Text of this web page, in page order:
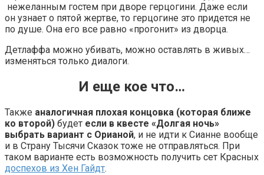
нежеланным гостем при дворе герцогини. Даже если
он узнает о пятой жертве, то герцогине это придется не
по душе. Она его все равно «прогонит» из дворца.
Детлаффа можно убивать, можно оставлять в живых…
изменяться только диалоги.
И еще кое что…
Также аналогичная плохая концовка (которая ближе
ко второй) будет если в квесте «Долгая ночь»
выбрать вариант с Орианой, и не идти к Сианне вообще
и в Страну Тысячи Сказок тоже не отправляться. При
таком варианте есть возможность получить сет Красных
доспехов из Хен Гайдт.